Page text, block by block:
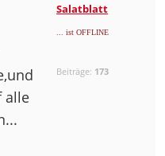
Salatblatt
... ist OFFLINE
Beiträge: 173
alle